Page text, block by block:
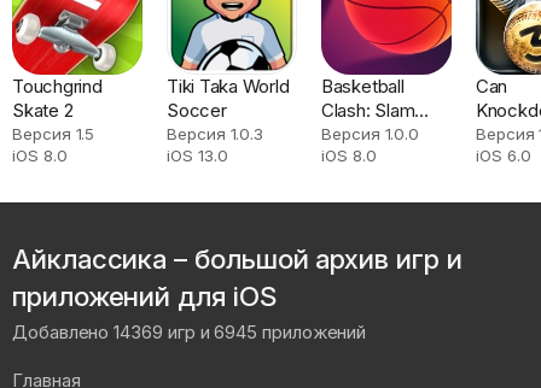
Touchgrind
Skate 2
Версия 1.5
iOS 8.0
Tiki Taka World
Soccer
Версия 1.0.3
iOS 13.0
Basketball
Clash: Slam
Dunk
Версия 1.0.0
iOS 8.0
Can
Версия
iOS 6.0
Айклассика – большой архив игр и
приложений для iOS
Добавлено 14369 игр и 6945 приложений
Главная